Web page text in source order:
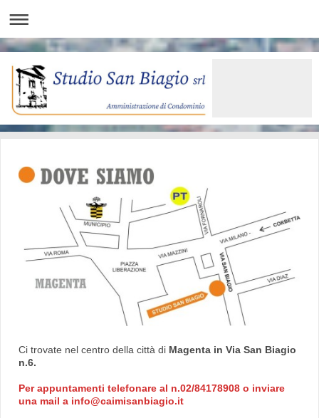
Ci trovate nel centro della città di Magenta in Via San Biagio
n.6.
Per appuntamenti telefonare al n.02/84178908 o inviare
una mail a info@caimisanbiagio.it